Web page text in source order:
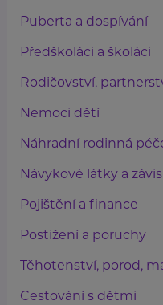
Puberta a dospívání
Předškoláci a školáci
Rodičovství,
Nemoci dětí
Náhradní rodinná
Návykové látky a
Pojištění a finance
Postižení a poruchy
Těhotenství, porod,
Cestování s dětmi